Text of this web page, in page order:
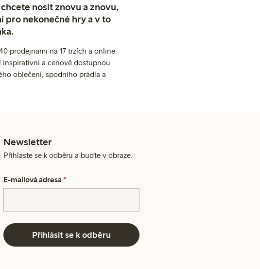
nosit znovu a znovu,
pro nekonečné hry a v to
prodejnami na 17 trzích a online
a cenově dostupnou
oblečení, spodního prádla a
Newsletter
Přihlaste se k odběru a buďte v obraze.
E-mailová adresa *
Přihlásit se k odběru